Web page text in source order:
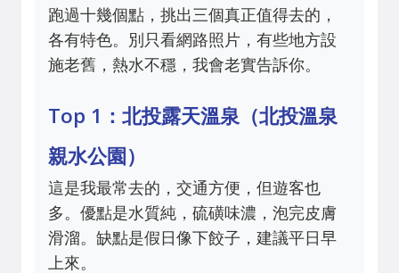
跑過十幾個點，挑出三個真正值得去的，
各有特色。別只看網路照片，有些地方設
施老舊，熱水不穩，我會老實告訴你。
Top 1：北投露天溫泉（北投溫泉
親水公園）
這是我最常去的，交通方便，但遊客也
多。優點是水質純，硫磺味濃，泡完皮膚
滑溜。缺點是假日像下餃子，建議平日早
上來。